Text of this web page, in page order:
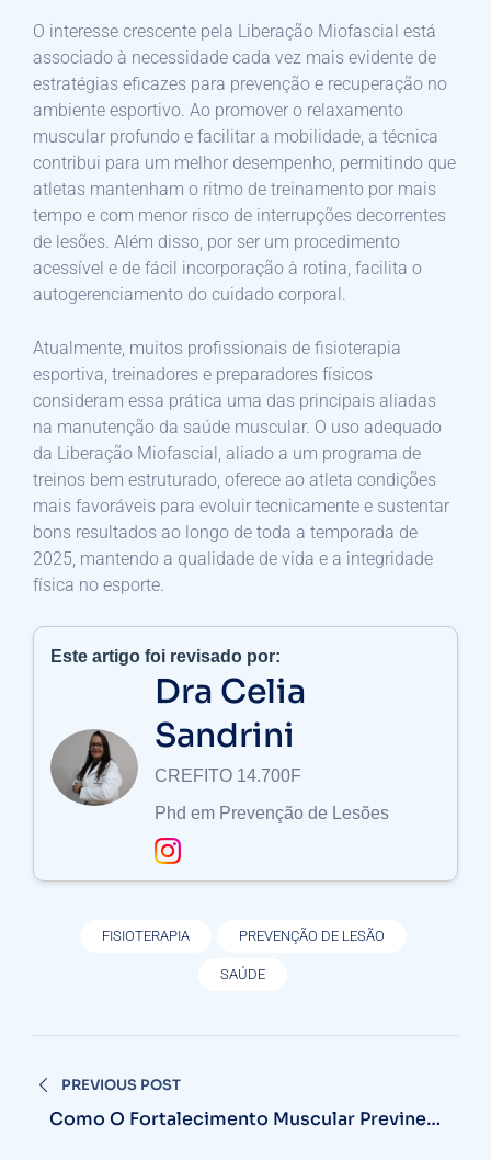
O interesse crescente pela Liberação Miofascial está
associado à necessidade cada vez mais evidente de
estratégias eficazes para prevenção e recuperação no
ambiente esportivo. Ao promover o relaxamento
muscular profundo e facilitar a mobilidade, a técnica
contribui para um melhor desempenho, permitindo que
atletas mantenham o ritmo de treinamento por mais
tempo e com menor risco de interrupções decorrentes
de lesões. Além disso, por ser um procedimento
acessível e de fácil incorporação à rotina, facilita o
autogerenciamento do cuidado corporal.
Atualmente, muitos profissionais de fisioterapia
esportiva, treinadores e preparadores físicos
consideram essa prática uma das principais aliadas
na manutenção da saúde muscular. O uso adequado
da Liberação Miofascial, aliado a um programa de
treinos bem estruturado, oferece ao atleta condições
mais favoráveis para evoluir tecnicamente e sustentar
bons resultados ao longo de toda a temporada de
2025, mantendo a qualidade de vida e a integridade
física no esporte.
Este artigo foi revisado por:
Dra Celia
Sandrini
CREFITO 14.700F
Phd em Prevenção de Lesões
FISIOTERAPIA PREVENÇÃO DE LESÃO
SAÚDE
de
PREVIOUS POST
Como O Fortalecimento Muscular Previne